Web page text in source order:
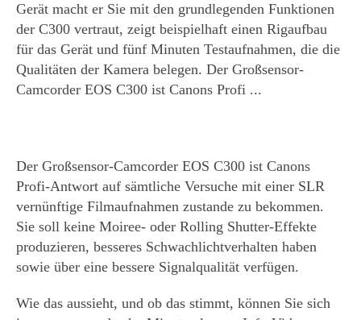
Gerät macht er Sie mit den grundlegenden Funktionen
der C300 vertraut, zeigt beispielhaft einen Rigaufbau
für das Gerät und fünf Minuten Testaufnahmen, die die
Qualitäten der Kamera belegen. Der Großsensor-
Camcorder EOS C300 ist Canons Profi ...
Der Großsensor-Camcorder EOS C300 ist Canons
Profi-Antwort auf sämtliche Versuche mit einer SLR
vernünftige Filmaufnahmen zustande zu bekommen.
Sie soll keine Moiree- oder Rolling Shutter-Effekte
produzieren, besseres Schwachlichtverhalten haben
sowie über eine bessere Signalqualität verfügen.
Wie das aussieht, und ob das stimmt, können Sie sich